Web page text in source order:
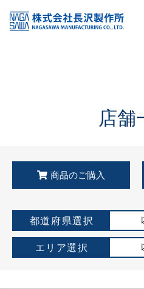
KSS加盟店・取扱店情報
店舗一覧
店舗
商品のご購入
都道府県選択
エリア選択